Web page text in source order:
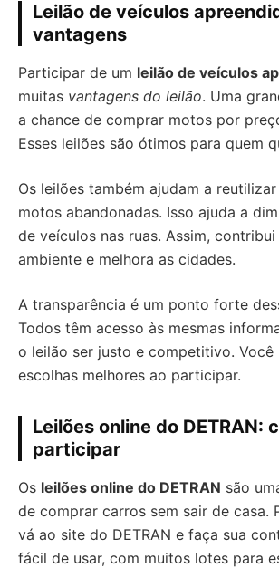
Leilão de veículos
vantagens
Participar de um leilão de veículos
muitas vantagens do leilão. Uma
a chance de comprar motos por
Esses leilões são ótimos para quem
Os leilões também ajudam a
motos abandonadas. Isso ajuda a
de veículos nas ruas. Assim,
ambiente e melhora as cidades.
A transparência é um ponto forte
Todos têm acesso às mesmas
o leilão ser justo e competitivo. Você
escolhas melhores ao participar.
Leilões online do DETRAN:
participar
Os leilões online do DETRAN são
de comprar carros sem sair de casa.
vá ao site do DETRAN e faça sua
fácil de usar, com muitos lotes para